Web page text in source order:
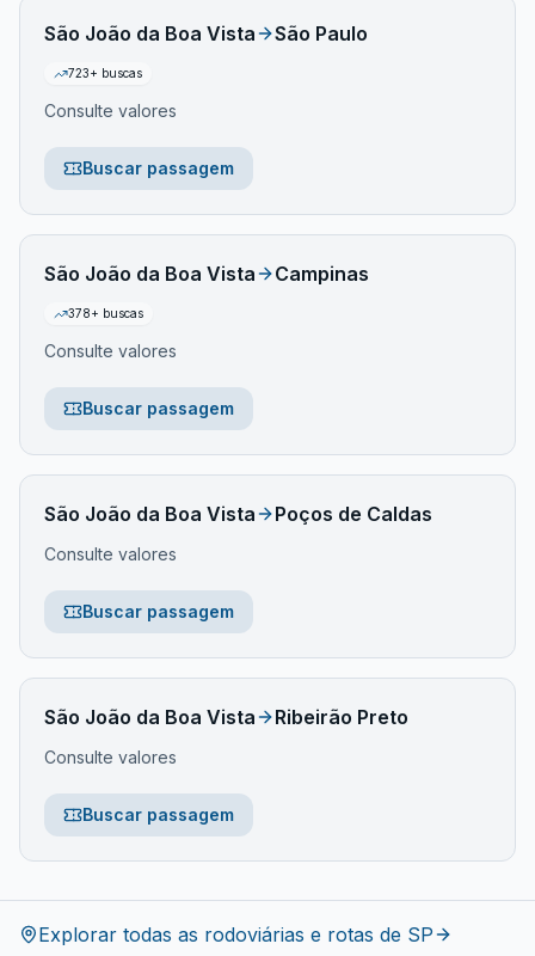
São João da Boa Vista São Paulo
723+ buscas
Consulte valores
Buscar passagem
São João da Boa Vista Campinas
378+ buscas
Consulte valores
Buscar passagem
São João da Boa Vista Poços de Caldas
Consulte valores
Buscar passagem
São João da Boa Vista Ribeirão Preto
Consulte valores
Buscar passagem
Explorar todas as rodoviárias e rotas de SP